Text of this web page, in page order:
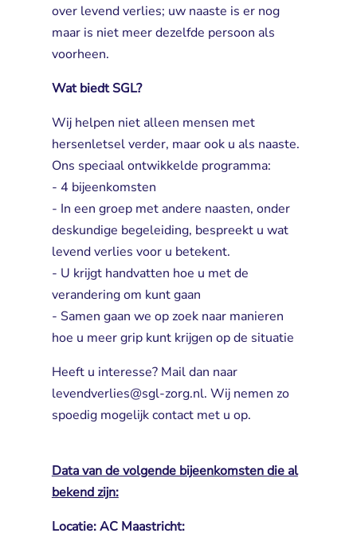
over levend verlies; uw naaste is er nog
maar is niet meer dezelfde persoon als
voorheen.
Wat biedt SGL?
Wij helpen niet alleen mensen met
hersenletsel verder, maar ook u als naaste.
Ons speciaal ontwikkelde programma:
- 4 bijeenkomsten
- In een groep met andere naasten, onder
deskundige begeleiding, bespreekt u wat
levend verlies voor u betekent.
- U krijgt handvatten hoe u met de
verandering om kunt gaan
- Samen gaan we op zoek naar manieren
hoe u meer grip kunt krijgen op de situatie
Heeft u interesse? Mail dan naar
levendverlies@sgl-zorg.nl. Wij nemen zo
spoedig mogelijk contact met u op.
Data van de volgende bijeenkomsten die al
bekend zijn:
Locatie: AC Maastricht: